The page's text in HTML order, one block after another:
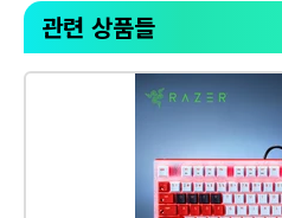
관련 상품들